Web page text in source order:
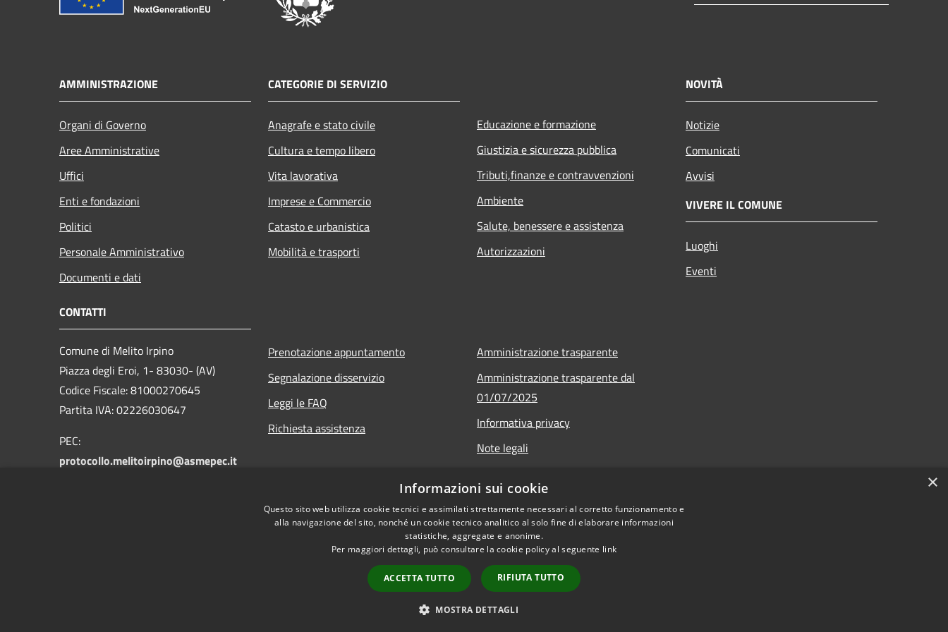
AMMINISTRAZIONE
Organi di Governo
Aree Amministrative
Uffici
Enti e fondazioni
Politici
Personale Amministrativo
Documenti e dati
CATEGORIE DI SERVIZIO
Anagrafe e stato civile
Cultura e tempo libero
Vita lavorativa
Imprese e Commercio
Catasto e urbanistica
Mobilità e trasporti
Educazione e formazione
Giustizia e sicurezza pubblica
Tributi,finanze e contravvenzioni
Ambiente
Salute, benessere e assistenza
Autorizzazioni
NOVITÀ
Notizie
Comunicati
Avvisi
VIVERE IL COMUNE
Luoghi
Eventi
CONTATTI
Comune di Melito Irpino
Piazza degli Eroi, 1- 83030- (AV)
Codice Fiscale: 81000270645
Partita IVA: 02226030647
PEC:
protocollo.melitoirpino@asmepec.it
Prenotazione appuntamento
Segnalazione disservizio
Leggi le FAQ
Richiesta assistenza
Amministrazione trasparente
Amministrazione trasparente dal
01/07/2025
Informativa privacy
Note legali
Whistleblowing
Copyright © 2026 • Comune di Melito Irpino • Powered by
×
Informazioni sui cookie
Questo sito web utilizza cookie tecnici e assimilati strettamente necessari al corretto funzionamento e
alla navigazione del sito, nonché un cookie tecnico analitico al solo fine di elaborare informazioni
statistiche, aggregate e anonime.
Per maggiori dettagli, può consultare la cookie policy al seguente link
ACCETTA TUTTO RIFIUTA TUTTO
MOSTRA DETTAGLI